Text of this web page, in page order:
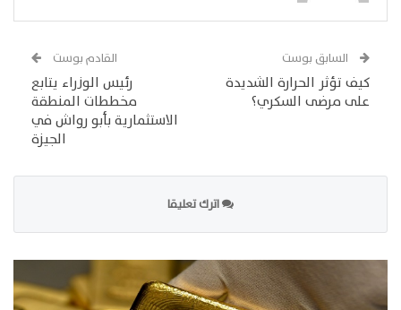
السابق بوست
كيف تؤثر الحرارة الشديدة
على مرضى السكري؟
القادم بوست
رئيس الوزراء يتابع
مخططات المنطقة
الاستثمارية بأبو رواش في
الجيزة
اترك تعليقا